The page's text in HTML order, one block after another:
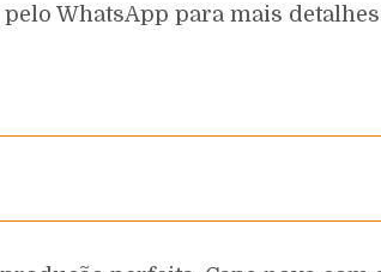
WhatsApp para mais